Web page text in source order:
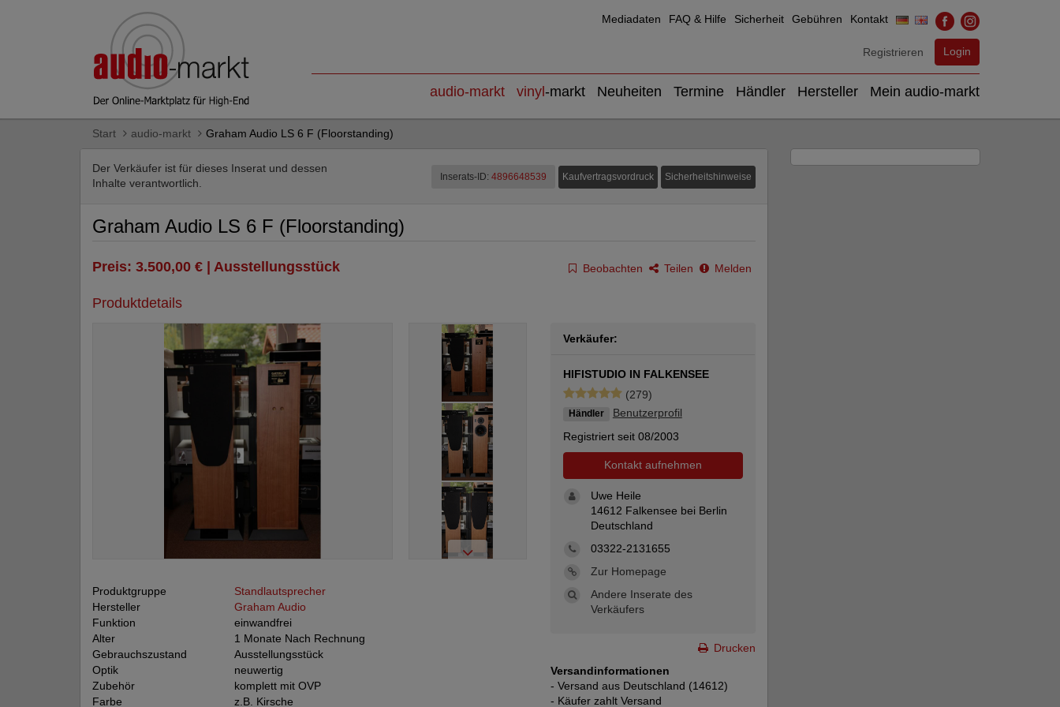
Mediadaten FAQ & Hilfe Sicherheit Gebühren Kontakt
Registrieren Login
audio-markt vinyl -markt Neuheiten Termine Händler Hersteller Mein audio-markt
Start audio-markt Graham Audio LS 6 F (Floorstanding)
Der Verkäufer ist für dieses Inserat und dessen
Inhalte verantwortlich.
Inserats-ID: 4896648539 Kaufvertragsvordruck Sicherheitshinweise
Graham Audio LS 6 F (Floorstanding)
Preis: 3.500,00 € | Ausstellungsstück Beobachten Teilen Melden
Produktdetails
Produktgruppe
Standlautsprecher
Hersteller
Graham Audio
Funktion
einwandfrei
Alter
1 Monate Nach Rechnung
Gebrauchszustand
Ausstellungsstück
Optik
neuwertig
Zubehör
komplett mit OVP
Farbe
z.B. Kirsche
Verkäufer:
HIFISTUDIO IN FALKENSEE
(279)
Händler
Benutzerprofil
Registriert seit 08/2003
Kontakt aufnehmen
Uwe Heile
14612 Falkensee bei Berlin
Deutschland
03322-2131655
Zur Homepage
Andere Inserate des
Verkäufers
Drucken
Versandinformationen
- Versand aus Deutschland (14612)
- Käufer zahlt Versand